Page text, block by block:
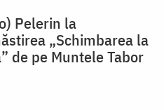
Pelerin la
„Schimbarea la
de pe Muntele Tabor